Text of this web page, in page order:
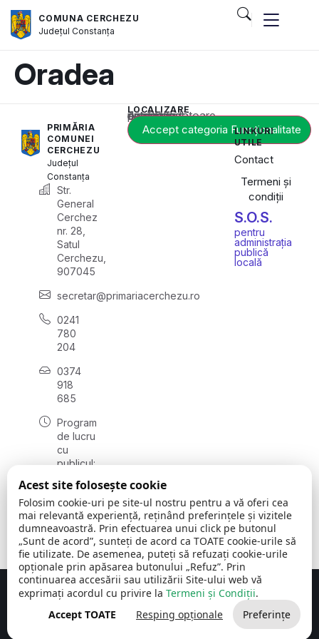
COMUNA CERCHEZU
JudețulConstanța
Oradea
PRIMĂRIA
COMUNEI
CERCHEZU
Județul
Constanța
Str.
General
Cerchez
nr. 28,
Satul
Cerchezu,
907045
secretar@primariacerchezu.ro
0241
780
204
0374
918
685
Program
de lucru
cu
publicul:
08:00 -
16:30
, vineri:
08:00 -
14:00
LOCALIZARE
Acest conținut este blocat până când acceptați categoria corespunzătoare de cookie-uri.
Accept categoria Funcționalitate
LINKURI
UTILE
Contact
Termeni și
condiții
S.O.S.
pentru
administrația
publică
locală
Comuna Cerchezu © 2026Toate drepturile rezervate
Concept realizat de Big Media Relații Publice SRL
Acest site folosește cookie
Folosim cookie-uri pe site-ul nostru pentru a vă oferi cea
mai relevantă experiență, reținând preferințele și vizitele
dumneavoastră. Prin efectuarea unui click pe butonul
„Sunt de acord”, sunteți de acord ca TOATE cookie-urile să
fie utilizate. De asemenea, puteți să refuzați cookie-urile
opționale prin apăsarea butonului „Refuz”. Prin
continuarea accesării sau utilizării Site-ului web vă
exprimați acordul cu privire la Termeni și Condiții.
Accept TOATE
Resping opționale Preferințe